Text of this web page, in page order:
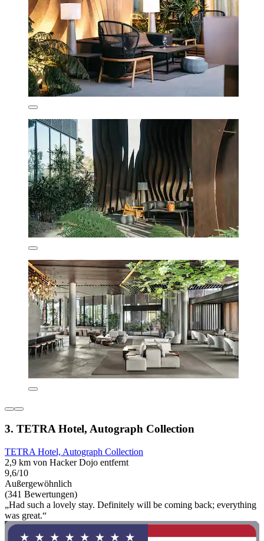
3. TETRA Hotel, Autograph Collection
TETRA Hotel, Autograph Collection
2,9 km von Hacker Dojo entfernt
9,6/10
Außergewöhnlich
(341 Bewertungen)
„Had such a lovely stay. Definitely will be coming back; everything
was great.“